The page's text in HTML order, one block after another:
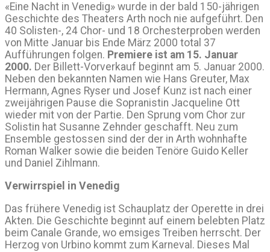
«Eine Nacht in Venedig» wurde in der bald 150-jährigen
Geschichte des Theaters Arth noch nie aufgeführt. Den
40 Solisten-, 24 Chor- und 18 Orchesterproben werden
von Mitte Januar bis Ende März 2000 total 37
Aufführungen folgen. Premiere ist am 15. Januar
2000. Der Billett-Vorverkauf beginnt am 5. Januar 2000.
Neben den bekannten Namen wie Hans Greuter, Max
Hermann, Agnes Ryser und Josef Kunz ist nach einer
zweijährigen Pause die Sopranistin Jacqueline Ott
wieder mit von der Partie. Den Sprung vom Chor zur
Solistin hat Susanne Zehnder geschafft. Neu zum
Ensemble gestossen sind der der in Arth wohnhafte
Roman Walker sowie die beiden Tenöre Guido Keller
und Daniel Zihlmann.
Verwirrspiel in Venedig
Das frühere Venedig ist Schauplatz der Operette in drei
Akten. Die Geschichte beginnt auf einem belebten Platz
beim Canale Grande, wo emsiges Treiben herrscht. Der
Herzog von Urbino kommt zum Karneval. Dieses Mal